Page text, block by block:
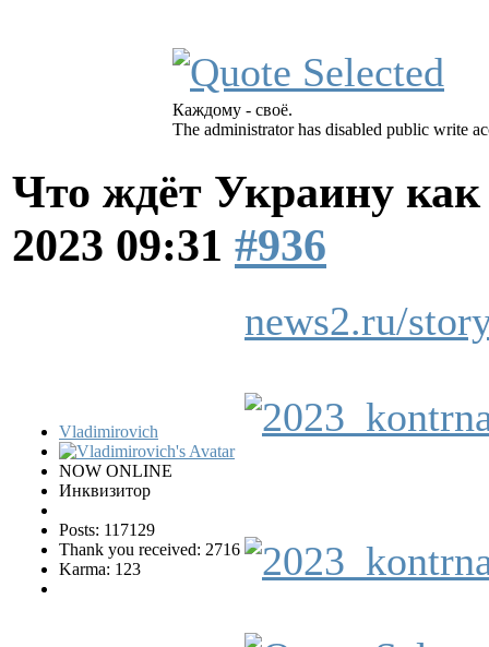
Каждому - своё.
The administrator has disabled public write
Что ждёт Украину
2023 09:31 #936
Vladimirovich
NOW ONLINE
Инквизитор
Posts: 117129
Thank you received: 2716
Karma: 123
news2.ru/